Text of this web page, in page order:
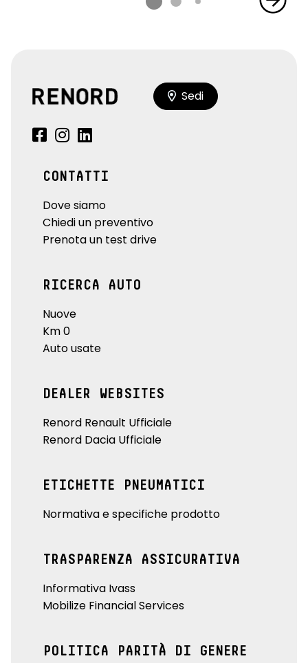
Sedi
CONTATTI
Dove siamo
Chiedi un preventivo
Prenota un test drive
RICERCA AUTO
Nuove
Km 0
Auto usate
DEALER WEBSITES
Renord Renault Ufficiale
Renord Dacia Ufficiale
ETICHETTE PNEUMATICI
Normativa e specifiche prodotto
TRASPARENZA ASSICURATIVA
Informativa Ivass
Mobilize Financial Services
POLITICA PARITÀ DI GENERE